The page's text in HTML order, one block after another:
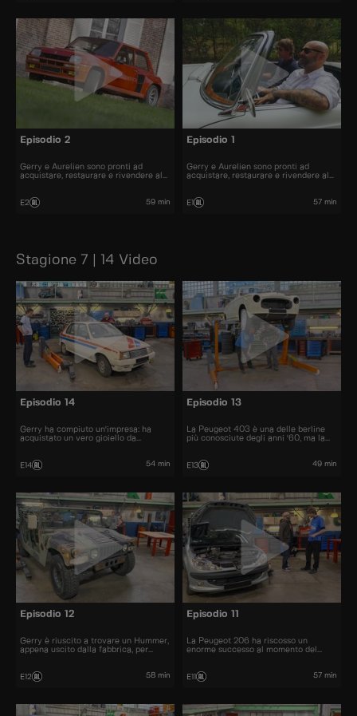
Episodio 2
Gerry e Aurelien sono pronti ad
acquistare, restaurare e rivendere al
E2 59 min
Episodio 1
Gerry e Aurelien sono pronti ad
acquistare, restaurare e rivendere al
E1 57 min
Stagione 7 | 14 Video
Episodio 14
Gerry ha compiuto un'impresa: ha
acquistato un vero gioiello da
E14 54 min
Episodio 13
La Peugeot 403 è una delle berline
più conosciute degli anni '60, ma la
E13 49 min
Episodio 12
Gerry è riuscito a trovare un Hummer,
appena uscito dalla fabbrica, per
E12 58 min
Episodio 11
La Peugeot 206 ha riscosso un
enorme successo al momento del
E11 57 min